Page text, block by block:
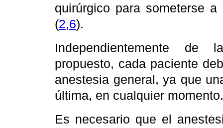
quirúrgico para someterse
(2,6).
Independientemente de
propuesto, cada paciente
anestesia general, ya que
última, en cualquier momento.
Es necesario que el